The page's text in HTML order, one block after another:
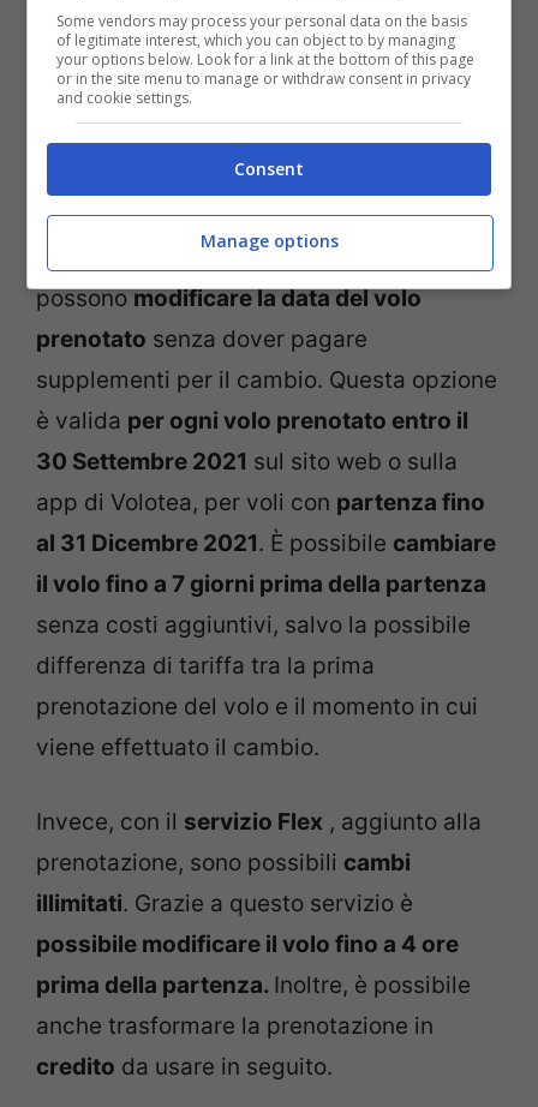
Linate per Lampedusa e Pantelleria.
Sul sito web ufficiale di Volotea trovate
anche molte offerte da 19 euro per mete
In caso di cambio di programma, i clienti
possonomodificare la data del volo
prenotato senza dover pagare
supplementi per il cambio. Questa opzione
è valida per ogni volo prenotato entro il
30 Settembre 2021 sul sito web o sulla
app di Volotea, per voli con partenza fino
al 31 Dicembre 2021. È possibile cambiare
il volo fino a 7 giorni prima della partenza
senza costi aggiuntivi, salvo la possibile
differenza di tariffa tra la prima
prenotazione del volo e il momento in cui
viene effettuato il cambio.
Invece, con il servizio Flex , aggiunto alla
prenotazione, sono possibili cambi
illimitati. Grazie a questo servizio è
possibile modificare il volo fino a 4 ore
prima della partenza. Inoltre, è possibile
anche trasformare la prenotazione in
credito da usare in seguito.
Some vendors may process your personal data on the basis
of legitimate interest, which you can object to by managing
your options below. Look for a link at the bottom of this page
or in the site menu to manage or withdraw consent in privacy
and cookie settings.
Consent
Manage options